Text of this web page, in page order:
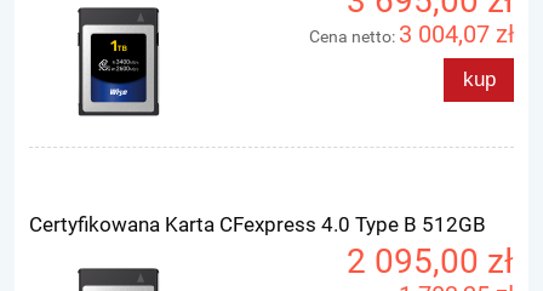
Cena netto: 3 004,07 zł
kup
Certyfikowana Karta CFexpress 4.0 Type B 512GB
2 095,00 zł